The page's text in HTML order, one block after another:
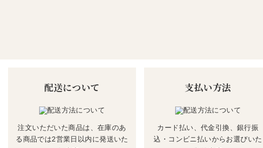
配送について
注文いただいた商品は、在庫のあ
る商品では2営業日以内に発送いた
支払い方法
カード払い、代金引換、銀行振
込・コンビニ払いからお選びいた